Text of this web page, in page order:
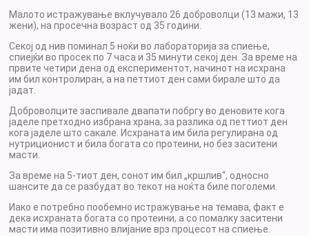
Малото истражување вклучувало 26 доброволци (13 мажи, 13
жени), на просечна возраст од 35 години.
Секој од нив поминал 5 ноќи во лабораторија за спиење,
спиејќи во просек по 7 часа и 35 минути секој ден. За време на
првите четири дена од експериментот, начинот на исхрана
им бил контролиран, а на петтиот ден сами бирале што да
јадат.
Доброволците заспивале двапати побргу во деновите кога
јаделе претходно избрана храна, за разлика од петтиот ден
кога јаделе што сакале. Исхраната им била регулирана од
нутриционист и била богата со протеини, но без заситени
масти.
За време на 5-тиот ден, сонот им бил „кршлив“, односно
шансите да се разбудат во текот на ноќта биле поголеми.
Иако е потребно пообемно истражување на темава, факт е
дека исхраната богата со протеини, а со помалку заситени
масти има позитивно влијание врз процесот на спиење.